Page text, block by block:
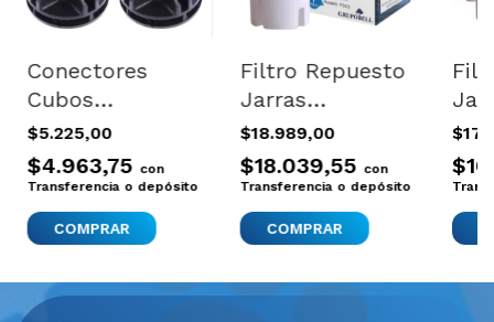
Conectores
Cubos
Modulares
Jaula Corral
Deco Para
Paneles X4
$5.225,00
$4.963,75 con
Transferencia o depósito
COMPRAR
Filtro Repuesto
Jarras
Purificador
Aquatal
Universal X1
$18.989,00
$18.039,55 con
Transferencia o depósito